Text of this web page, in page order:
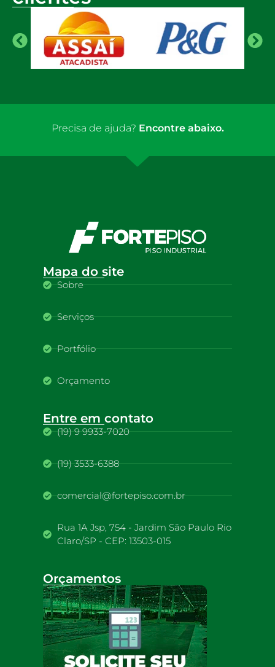
Precisa de ajuda? Encontre abaixo.
Mapa do site
Sobre
Serviços
Portfólio
Orçamento
Entre em contato
(19) 9 9933-7020
(19) 3533-6388
comercial@fortepiso.com.br
Rua 1A Jsp, 754 - Jardim São Paulo Rio
Claro/SP - CEP: 13503-015
Orçamentos